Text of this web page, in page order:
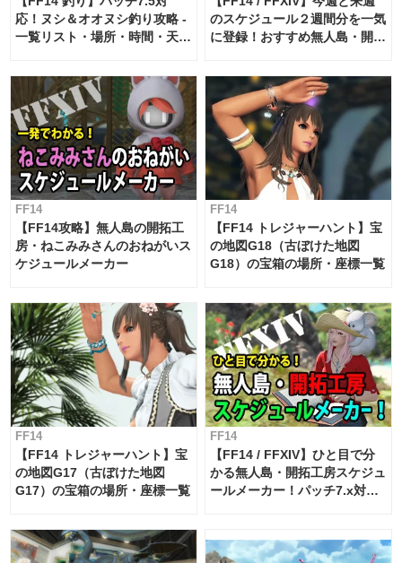
応！ヌシ＆オオヌシ釣り攻略 -
一覧リスト・場所・時間・天
のスケジュール２週間分を一気
に登録！おすすめ無人島・開拓
対応 / 毎週更新中】
FF14
【FF14攻略】無人島の開拓工
房・ねこみみさんのおねがいス
ケジュールメーカー
FF14
【FF14 トレジャーハント】宝
の地図G18（古ぼけた地図
G18）の宝箱の場所・座標一覧
FF14
【FF14 トレジャーハント】宝
の地図G17（古ぼけた地図
G17）の宝箱の場所・座標一覧
FF14
【FF14 / FFXIV】ひと目で分
かる無人島・開拓工房スケジュ
ールメーカー！パッチ7.x対応